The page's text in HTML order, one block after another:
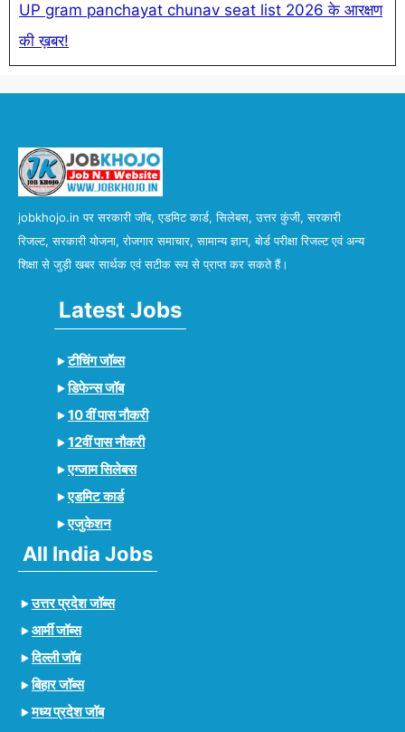
UP gram panchayat chunav seat list 2026 के आरक्षण
की ख़बर!
jobkhojo.in पर सरकारी जॉब, एडमिट कार्ड, सिलेबस, उत्तर कुंजी, सरकारी
रिजल्ट, सरकारी योजना, रोजगार समाचार, सामान्य ज्ञान, बोर्ड परीक्षा रिजल्ट एवं अन्य
शिक्षा से जुड़ी खबर सार्थक एवं सटीक रूप से प्राप्त कर सकते हैं।
Latest Jobs
टीचिंग जॉब्स
डिफेन्स जॉब
10 वीं पास नौकरी
12वीं पास नौकरी
एग्जाम सिलेबस
एडमिट कार्ड
एजुकेशन
All India Jobs
उत्तर प्रदेश जॉब्स
आर्मी जॉब्स
दिल्ली जॉब
बिहार जॉब्स
मध्य प्रदेश जॉब